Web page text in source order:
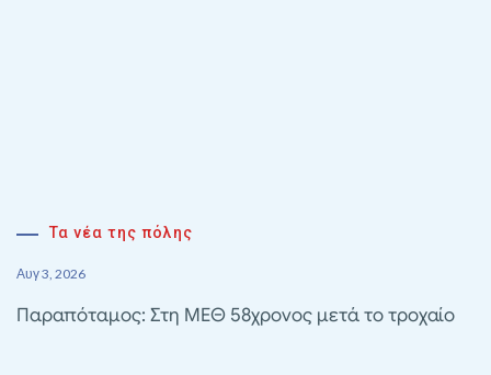
Τα νέα της πόλης
Αυγ 3, 2026
Παραπόταμος: Στη ΜΕΘ 58χρονος μετά το τροχαίο